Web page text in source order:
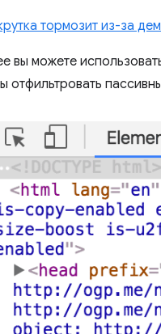
тормозит из-за
вы можете
отфильтровать